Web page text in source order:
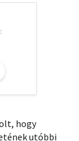
hogy
utóbbi